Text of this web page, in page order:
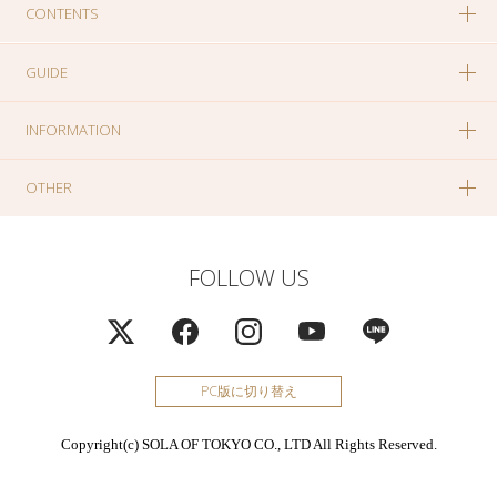
CONTENTS
GUIDE
INFORMATION
OTHER
FOLLOW US
PC版に切り替え
Copyright(c) SOLA OF TOKYO CO., LTD All Rights Reserved.